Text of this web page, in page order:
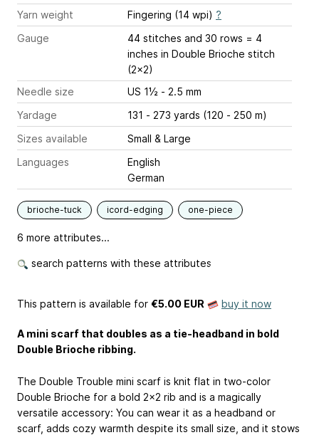
Yarn weight
Fingering (14 wpi) ?
Gauge
44 stitches and 30 rows = 4
inches in Double Brioche stitch
(2x2)
Needle size
US 1½ - 2.5 mm
Yardage
131 - 273 yards (120 - 250 m)
Sizes available
Small & Large
Languages
English
German
brioche-tuck icord-edging one-piece
6 more attributes...
search patterns with these attributes
This pattern is available for €5.00 EUR buy it now
A mini scarf that doubles as a tie-headband in bold
Double Brioche ribbing.
The Double Trouble mini scarf is knit flat in two-color
Double Brioche for a bold 2x2 rib and is a magically
versatile accessory: You can wear it as a headband or
scarf, adds cozy warmth despite its small size, and it stows